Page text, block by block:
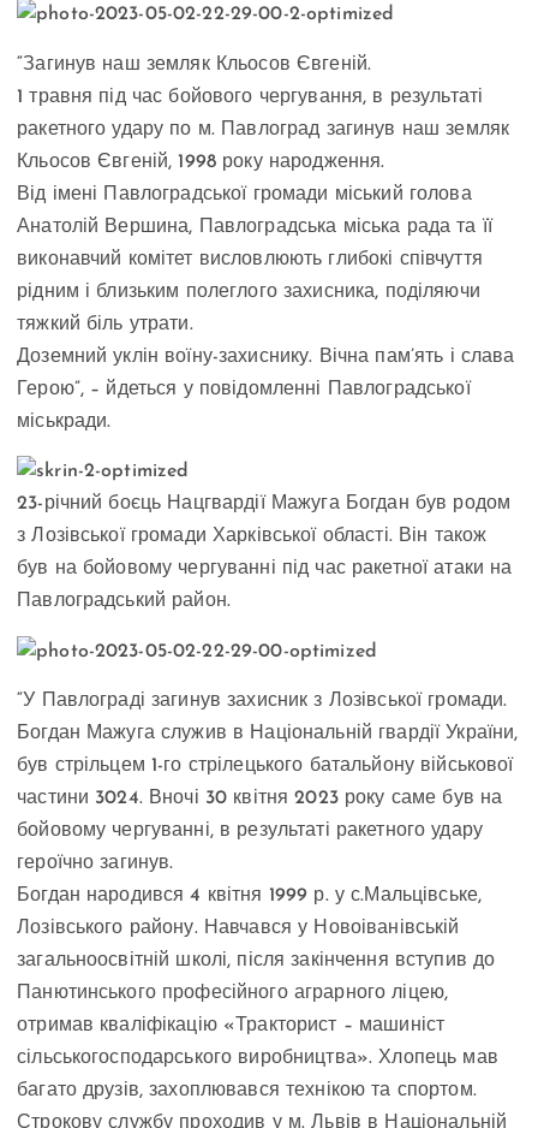
“Загинув наш земляк Кльосов Євгеній.
1 травня під час бойового чергування, в результаті
ракетного удару по м. Павлоград загинув наш земляк
Кльосов Євгеній, 1998 року народження.
Від імені Павлоградської громади міський голова
Анатолій Вершина, Павлоградська міська рада та її
виконавчий комітет висловлюють глибокі співчуття
рідним і близьким полеглого захисника, поділяючи
тяжкий біль утрати.
Доземний уклін воїну-захиснику. Вічна пам’ять і слава
Герою”, – йдеться у повідомленні Павлоградської
міськради.
23-річний боєць Нацгвардії Мажуга Богдан був родом
з Лозівської громади Харківської області. Він також
був на бойовому чергуванні під час ракетної атаки на
Павлоградський район.
“У Павлограді загинув захисник з Лозівської громади.
Богдан Мажуга служив в Національній гвардії України,
був стрільцем 1-го стрілецького батальйону військової
частини 3024. Вночі 30 квітня 2023 року саме був на
бойовому чергуванні, в результаті ракетного удару
героїчно загинув.
Богдан народився 4 квітня 1999 р. у с.Мальцівське,
Лозівського району. Навчався у Новоіванівській
загальноосвітній школі, після закінчення вступив до
Панютинського професійного аграрного ліцею,
отримав кваліфікацію «Тракторист – машиніст
сільськогосподарського виробництва». Хлопець мав
багато друзів, захоплювався технікою та спортом.
Строкову службу проходив у м. Львів в Національній